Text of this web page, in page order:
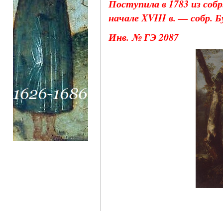
Поступила в 1783 из
начале XVIII в. — собр.
Инв. № ГЭ 2087